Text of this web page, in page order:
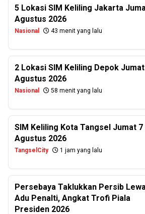
5 Lokasi SIM Keliling Jakarta
Agustus 2026
Nasional 43 menit yang lalu
2 Lokasi SIM Keliling Depok
Agustus 2026
Nasional 58 menit yang lalu
SIM Keliling Kota Tangsel Jumat 7
Agustus 2026
TangselCity 1 jam yang lalu
Persebaya Taklukkan Persib
Adu Penalti, Angkat Trofi Piala
Presiden 2026